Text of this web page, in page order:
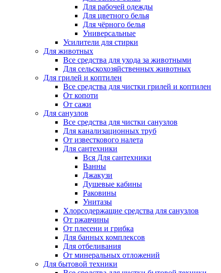
Для рабочей одежды
Для цветного белья
Для чёрного белья
Универсальные
Усилители для стирки
Для животных
Все средства для ухода за животными
Для сельскохозяйственных животных
Для грилей и коптилен
Все средства для чистки грилей и коптилен
От копоти
От сажи
Для санузлов
Все средства для чистки санузлов
Для канализационных труб
От известкового налета
Для сантехники
Вся Для сантехники
Ванны
Джакузи
Душевые кабины
Раковины
Унитазы
Хлорсодержащие средства для санузлов
От ржавчины
От плесени и грибка
Для банных комплексов
Для отбеливания
От минеральных отложений
Для бытовой техники